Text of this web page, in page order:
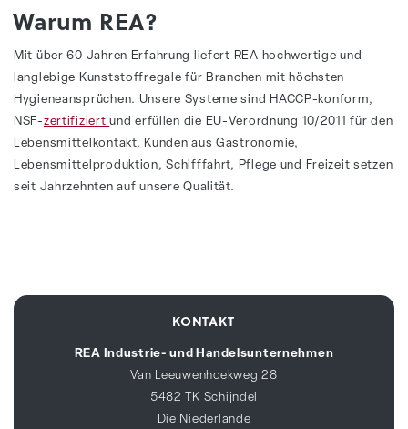
Warum REA?
Mit über 60 Jahren Erfahrung liefert REA hochwertige und
langlebige Kunststoffregale für Branchen mit höchsten
Hygieneansprüchen. Unsere Systeme sind HACCP-konform,
NSF-zertifiziertund erfüllen die EU-Verordnung 10/2011 für den
Lebensmittelkontakt. Kunden aus Gastronomie,
Lebensmittelproduktion, Schifffahrt, Pflege und Freizeit setzen
seit Jahrzehnten auf unsere Qualität.
KONTAKT
REA Industrie- und Handelsunternehmen
Van Leeuwenhoekweg 28
5482 TK Schijndel
Die Niederlande